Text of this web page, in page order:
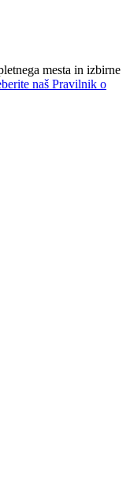
mesta in izbirne
naš Pravilnik o